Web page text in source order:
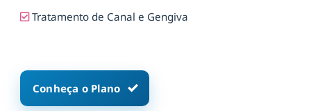
Tratamento de Canal e Gengiva
Conheça o Plano